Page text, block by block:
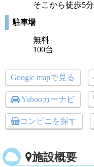
そこから徒歩5分
駐車場
無料
100台
Google mapで見る
Yahooカーナビ
コンビニを探す
施設概要